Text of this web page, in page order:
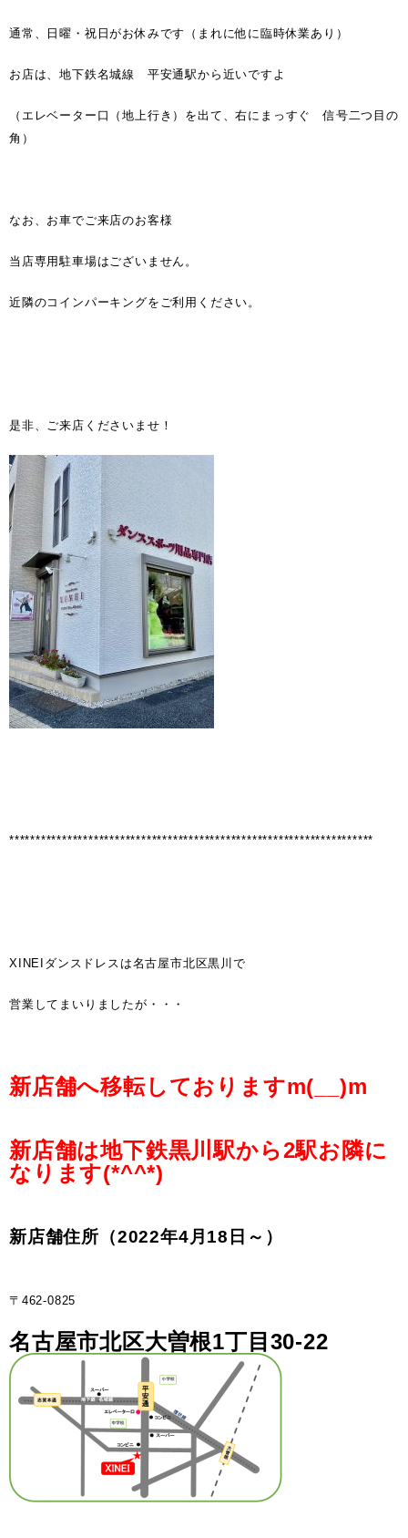
通常、日曜・祝日がお休みです（まれに他に臨時休業あり）
お店は、地下鉄名城線 平安通駅から近いですよ
（エレベーター口（地上行き）を出て、右にまっすぐ 信号二つ目の
角）
なお、お車でご来店のお客様
当店専用駐車場はございません。
近隣のコインパーキングをご利用ください。
是非、ご来店くださいませ！
*********************************************************************
XINEIダンスドレスは名古屋市北区黒川で
営業してまいりましたが・・・
新店舗へ移転しておりますm(__)m
新店舗は地下鉄黒川駅から2駅お隣に
なります(*^^*)
新店舗住所（2022年4月18日～）
〒462-0825
名古屋市北区大曽根1丁目30-22